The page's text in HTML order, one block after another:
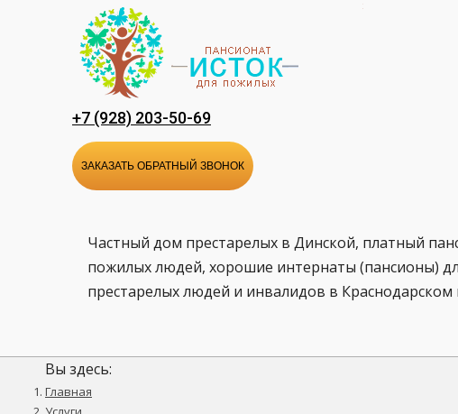
содержанию
+7 (928) 203-50-69
ЗАКАЗАТЬ ОБРАТНЫЙ ЗВОНОК
Частный дом престарелых в Динской, платный
пожилых людей, хорошие интернаты (пансионы)
престарелых людей и инвалидов в Краснодарском
Вы здесь:
Главная